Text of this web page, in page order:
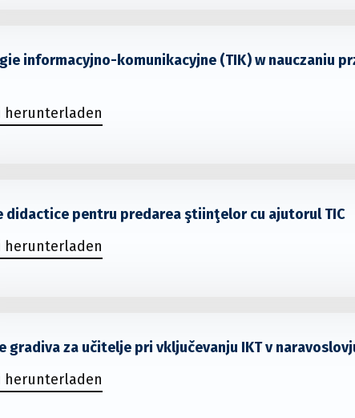
informacyjno-komunikacyjne (TIK) w nauczaniu
herunterladen
didactice pentru predarea ştiinţelor cu ajutorul TIC
herunterladen
gradiva za učitelje pri vključevanju IKT v
herunterladen